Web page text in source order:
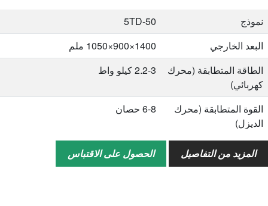
نموذج
5TD-50
البعد الخارجي
1400×900×1050 ملم
الطاقة المتطابقة (محرك
كهربائي)
2.2-3 كيلو واط
القوة المتطابقة (محرك
الديزل)
6-8 حصان
كفاءة العمل
500-800 كجم/ساعة
المزيد من التفاصيل الحصول على الاقتباس